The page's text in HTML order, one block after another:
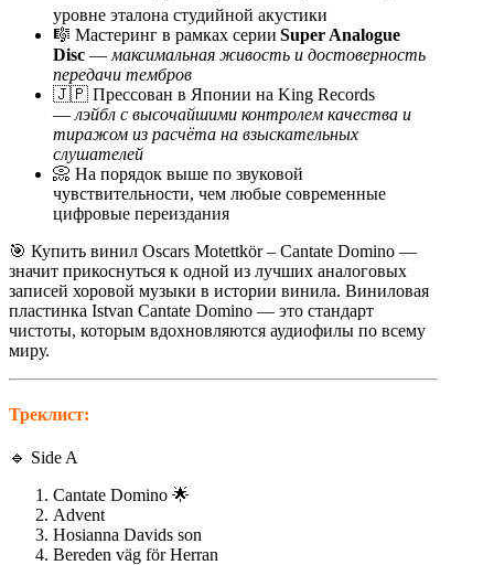
уровне эталона студийной акустики
🎼 Mастеринг в рамках серии Super Analogue
Disc —максимальная живость и достоверность
передачи тембров
🇯🇵 Прессован в Японии на King Records
—лэйбл с высочайшими контролем качества и
тиражом из расчёта на взыскательных
слушателей
📀 На порядок выше по звуковой
чувствительности, чем любые современные
цифровые переиздания
🎯 Купить винил Oscars Motettkör – Cantate Domino —
значит прикоснуться к одной из лучших аналоговых
записей хоровой музыки в истории винила. Виниловая
пластинка Istvan Cantate Domino — это стандарт
чистоты, которым вдохновляются аудиофилы по всему
миру.
Треклист:
🔹 Side A
Cantate Domino 🌟
Advent
Hosianna Davids son
Bereden väg för Herran